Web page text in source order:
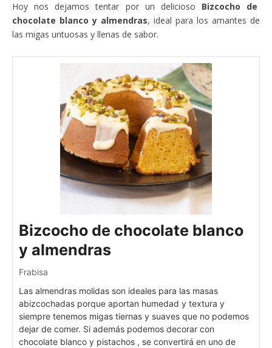
Hoy nos dejamos tentar por un delicioso Bizcocho de
chocolate blanco y almendras, ideal para los amantes de
las migas untuosas y llenas de sabor.
Bizcocho de chocolate blanco
y almendras
Frabisa
Las almendras molidas son ideales para las masas
abizcochadas porque aportan humedad y textura y
siempre tenemos migas tiernas y suaves que no podemos
dejar de comer. Si además podemos decorar con
chocolate blanco y pistachos , se convertirá en uno de